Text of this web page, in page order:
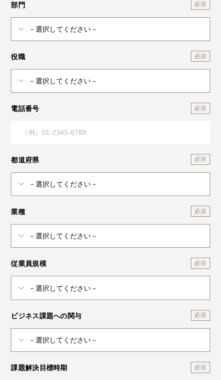
部門
役職
電話番号
都道府県
業種
従業員規模
ビジネス課題への関与
課題解決目標時期